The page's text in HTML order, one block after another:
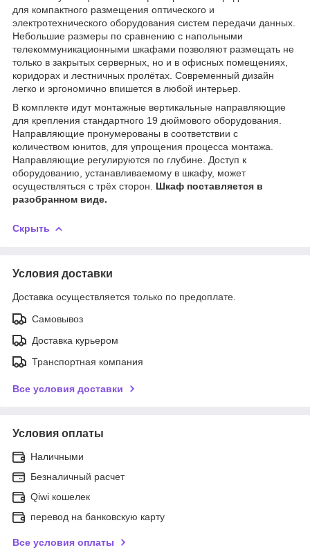
для компактного размещения оптического и
электротехнического оборудования систем передачи данных.
Небольшие размеры по сравнению с напольными
телекоммуникационными шкафами позволяют размещать не
только в закрытых серверных, но и в офисных помещениях,
коридорах и лестничных пролётах. Современный дизайн
легко и эргономично впишется в любой интерьер.
В комплекте идут монтажные вертикальные направляющие
для крепления стандартного 19 дюймового оборудования.
Направляющие пронумерованы в соответствии с
количеством юнитов, для упрощения процесса монтажа.
Направляющие регулируются по глубине. Доступ к
оборудованию, устанавливаемому в шкафу, может
осуществляться с трёх сторон. Шкаф поставляется в
разобранном виде.
Скрыть
Условия доставки
Доставка осуществляется только по предоплате.
Самовывоз
Доставка курьером
Транспортная компания
Все условия доставки
Условия оплаты
Наличными
Безналичный расчет
Qiwi кошелек
перевод на банковскую карту
Все условия оплаты